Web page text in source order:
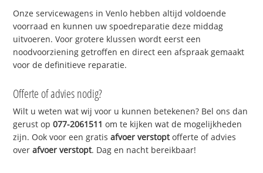
Onze servicewagens in Venlo hebben altijd voldoende
voorraad en kunnen uw spoedreparatie deze middag
uitvoeren. Voor grotere klussen wordt eerst een
noodvoorziening getroffen en direct een afspraak gemaakt
voor de definitieve reparatie.
Offerte of advies nodig?
Wilt u weten wat wij voor u kunnen betekenen? Bel ons dan
gerust op077-2061511 om te kijken wat de mogelijkheden
zijn. Ook voor een gratisafvoer verstoptofferte of advies
overafvoer verstopt. Dag en nacht bereikbaar!